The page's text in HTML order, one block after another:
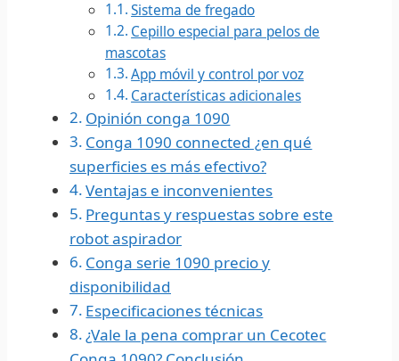
Sistema de fregado
Cepillo especial para pelos de
mascotas
App móvil y control por voz
Características adicionales
Opinión conga 1090
Conga 1090 connected ¿en qué
superficies es más efectivo?
Ventajas e inconvenientes
Preguntas y respuestas sobre este
robot aspirador
Conga serie 1090 precio y
disponibilidad
Especificaciones técnicas
¿Vale la pena comprar un Cecotec